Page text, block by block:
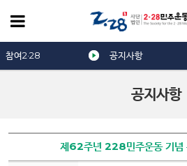
공지사항
참여2·28 공지사항
제62주년 228민주운동 기념